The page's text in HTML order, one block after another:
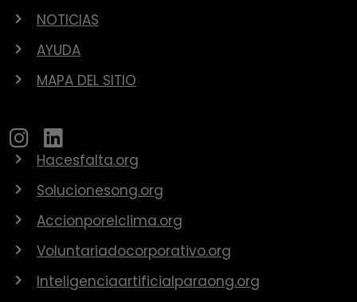
NOTICIAS
AYUDA
MAPA DEL SITIO
Hacesfalta.org
Solucionesong.org
Accionporelclima.org
Voluntariadocorporativo.org
Inteligenciaartificialparaong.org